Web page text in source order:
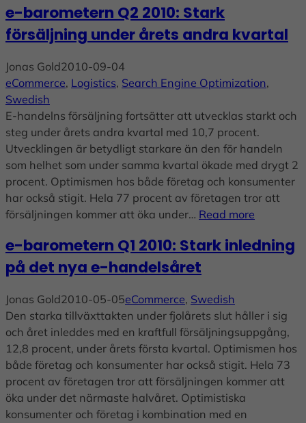
e-barometern Q2 2010: Stark
försäljning under årets andra kvartal
Jonas Gold2010-09-04
eCommerce, Logistics, Search Engine Optimization
Swedish
E-handelns försäljning fortsätter att utvecklas starkt och
steg under årets andra kvartal med 10,7 procent.
Utvecklingen är betydligt starkare än den för handeln
som helhet som under samma kvartal ökade med drygt 2
procent. Optimismen hos både företag och konsumenter
har också stigit. Hela 77 procent av företagen tror att
försäljningen kommer att öka under… Read more
e-barometern Q1 2010: Stark inledning
på det nya e-handelsåret
Jonas Gold2010-05-05eCommerce, Swedish
Den starka tillväxttakten under fjolårets slut håller i sig
och året inleddes med en kraftfull försäljningsuppgång,
12,8 procent, under årets första kvartal. Optimismen hos
både företag och konsumenter har också stigit. Hela 73
procent av företagen tror att försäljningen kommer att
öka under det närmaste halvåret. Optimistiska
konsumenter och företag i kombination med en